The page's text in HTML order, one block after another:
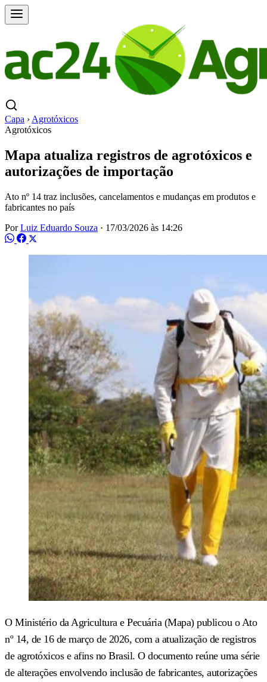
Capa › Agrotóxicos
Agrotóxicos
Mapa atualiza registros de agrotóxicos e
autorizações de importação
Ato nº 14 traz inclusões, cancelamentos e mudanças em produtos e
fabricantes no país
PorLuiz Eduardo Souza · 17/03/2026 às 14:26
O Ministério da Agricultura e Pecuária (Mapa) publicou o Ato
nº 14, de 16 de março de 2026, com a atualização de registros
de agrotóxicos e afins no Brasil. O documento reúne uma série
de alterações envolvendo inclusão de fabricantes, autorizações